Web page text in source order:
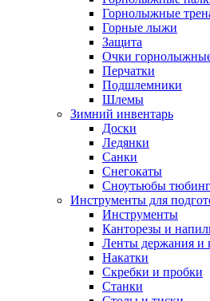
Горнолыжные
Горные лыжи
Защита
Очки
Перчатки
Подшлемники
Шлемы
Зимний инвентарь
Доски
Ледянки
Санки
Снегокаты
Сноутьюбы
Инструменты для
Инструменты
Канторезы и
Ленты держания и
Накатки
Скребки и пробки
Станки